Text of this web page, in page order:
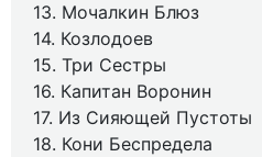
13. Мочалкин Блюз
14. Козлодоев
15. Три Сестры
16. Капитан Воронин
17. Из Сияющей Пустоты
18. Кони Беспредела